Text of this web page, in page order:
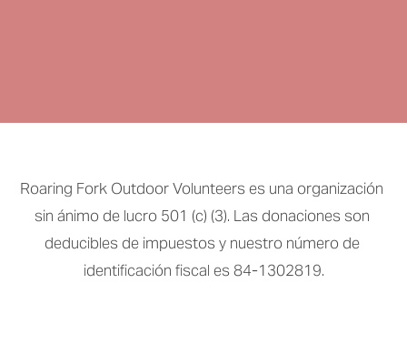
Roaring Fork Outdoor Volunteers es una organización
sin ánimo de lucro 501 (c) (3). Las donaciones son
deducibles de impuestos y nuestro número de
identificación fiscal es 84-1302819.